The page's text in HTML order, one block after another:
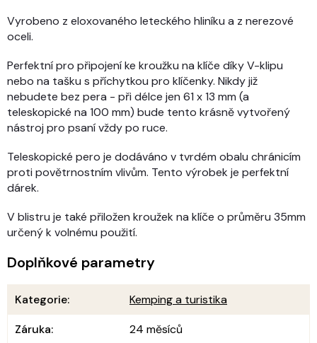
Vyrobeno z eloxovaného leteckého hliníku a z nerezové
oceli.
Perfektní pro připojení ke kroužku na klíče díky V-klipu
nebo na tašku s příchytkou pro klíčenky. Nikdy již
nebudete bez pera - při délce jen 61 x 13 mm (a
teleskopické na 100 mm) bude tento krásně vytvořený
nástroj pro psaní vždy po ruce.
Teleskopické pero je dodáváno v tvrdém obalu chránicím
proti povětrnostním vlivům. Tento výrobek je perfektní
dárek.
V blistru je také přiložen kroužek na klíče o průměru 35mm
určený k volnému použití.
Doplňkové parametry
Kategorie:
Kemping a turistika
Záruka: 24 měsíců